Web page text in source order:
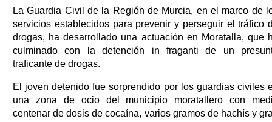
La Guardia Civil de la Región de Murcia, en el marco de
servicios establecidos para prevenir y perseguir el tráfico
drogas, ha desarrollado una actuación en Moratalla, que
culminado con la detención in fraganti de un
traficante de drogas.
El joven detenido fue sorprendido por los guardias civiles
una zona de ocio del municipio moratallero con
centenar de dosis de cocaína, varios gramos de hachís y